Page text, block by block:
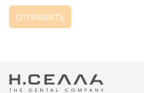
ОТПРАВИТЬ